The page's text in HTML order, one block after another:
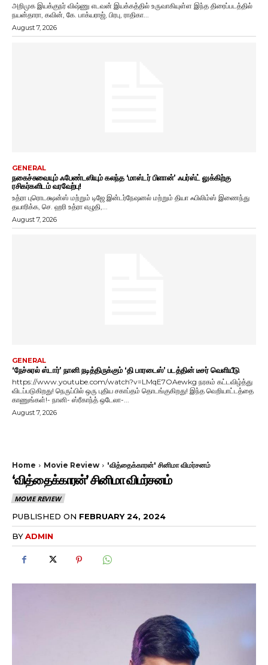
அறிமுக இயக்குநர் விஷ்ணு எடவன் இயக்கத்தில் உருவாகியுள்ள இந்த திரைப்படத்தில்
நயன்தாரா, கவின், கே. பாக்யராஜ், பிரபு, ராதிகா...
August 7, 2026
GENERAL
நகைச்சுவையும் ஃபேண்டஸியும் கலந்த ‘மாஸ்டர் பிளான்’ ஃபர்ஸ்ட் லுக்கிற்கு
ரசிகர்களிடம் வரவேற்பு!
உத்ரா புரொடக்ஷன்ஸ் மற்றும் டிஜே இன்டர்நேஷனல் மற்றும் தியா ஃபிலிம்ஸ் இணைந்து
தயாரிக்க, செ. ஹரி உத்ரா எழுதி,...
August 7, 2026
GENERAL
‘நேச்சுரல் ஸ்டார்’ நானி நடித்திருக்கும் ‘தி பாரடைஸ்’ படத்தின் டீசர் வெளியீடு
https://www.youtube.com/watch?v=LMqE7OAewkg நரகம் கட்டவிழ்த்து
விடப்படுகிறது! நெருப்பில் ஒரு புதிய சகாப்தம் தொடங்குகிறது! இந்த வெறியாட்டத்தை
காணுங்கள்!- நானி- ஸ்ரீகாந்த் ஒடேலா-...
August 7, 2026